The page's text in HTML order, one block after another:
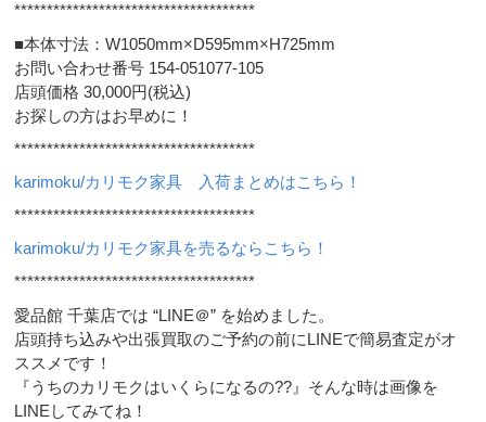
*************************************
■本体寸法：W1050mm×D595mm×H725mm
お問い合わせ番号 154-051077-105
店頭価格 30,000円(税込)
お探しの方はお早めに！
*************************************
karimoku/カリモク家具 入荷まとめはこちら！
*************************************
karimoku/カリモク家具を売るならこちら！
*************************************
愛品館 千葉店では “LINE＠” を始めました。
店頭持ち込みや出張買取のご予約の前にLINEで簡易査定がオ
ススメです！
『うちのカリモクはいくらになるの??』そんな時は画像を
LINEしてみてね！